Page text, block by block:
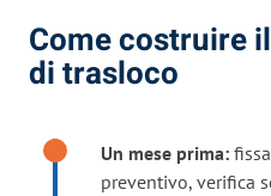
Come costruire
di trasloco
Un mese prima:
preventivo, verifica